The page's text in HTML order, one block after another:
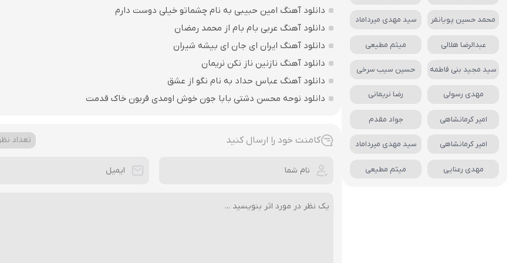
دانلود آهنگ امین حبیبی به نام چشماتو خیلی دوست دارم
دانلود آهنگ عربی بام بام از محمد رمضان
دانلود آهنگ ایران ای جان ای بیشه شیران
دانلود آهنگ نازنین ناز نکن نریمان
دانلود آهنگ عباس حداد به نام نگو از عشق
دانلود نوحه محسن دشتی بابا جون خوش اومدی قربون خاک قدمت
کامنت خود را ارسال کنید تعداد
محمد حسین پویانفر سید مهدی میرداماد
عبدالرضا هلالی میثم مطیعی
سید مجید بنی فاطمه حسین سیب سرخی
مهدی رسولی رضا نریمانی
امیر کرمانشاهی جواد مقدم
امیر کرمانشاهی سید مهدی میرداماد
مهدی رعنایی میثم مطیعی